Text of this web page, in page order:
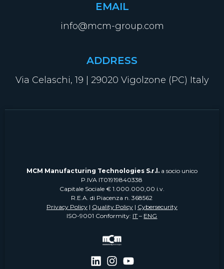
EMAIL
info@mcm-group.com
ADDRESS
Via Celaschi, 19 | 29020 Vigolzone (PC) Italy
MCM Manufacturing Technologies S.r.l. a socio unico
P.IVA IT01919840338
Capitale Sociale € 1.000.000,00 i.v.
R.E.A. di Piacenza n. 368562
Privacy Policy | Quality Policy| Cybersecurity
ISO-9001 Conformity: IT – ENG